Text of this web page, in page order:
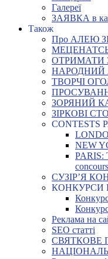
Галереї
ЗАЯВКА в
Також
Про АЛЕЮ
ОТРИМАТИ
НАРОДНИЙ
ТВОРЧІ
ЗОРЯНИЙ
ЗІРКОВІ
CONTESTS
NEW
PARIS:
concours
СУЗІР’Я
КОНКУРСИ
Реклама на
SEO статті
СВЯТКОВЕ